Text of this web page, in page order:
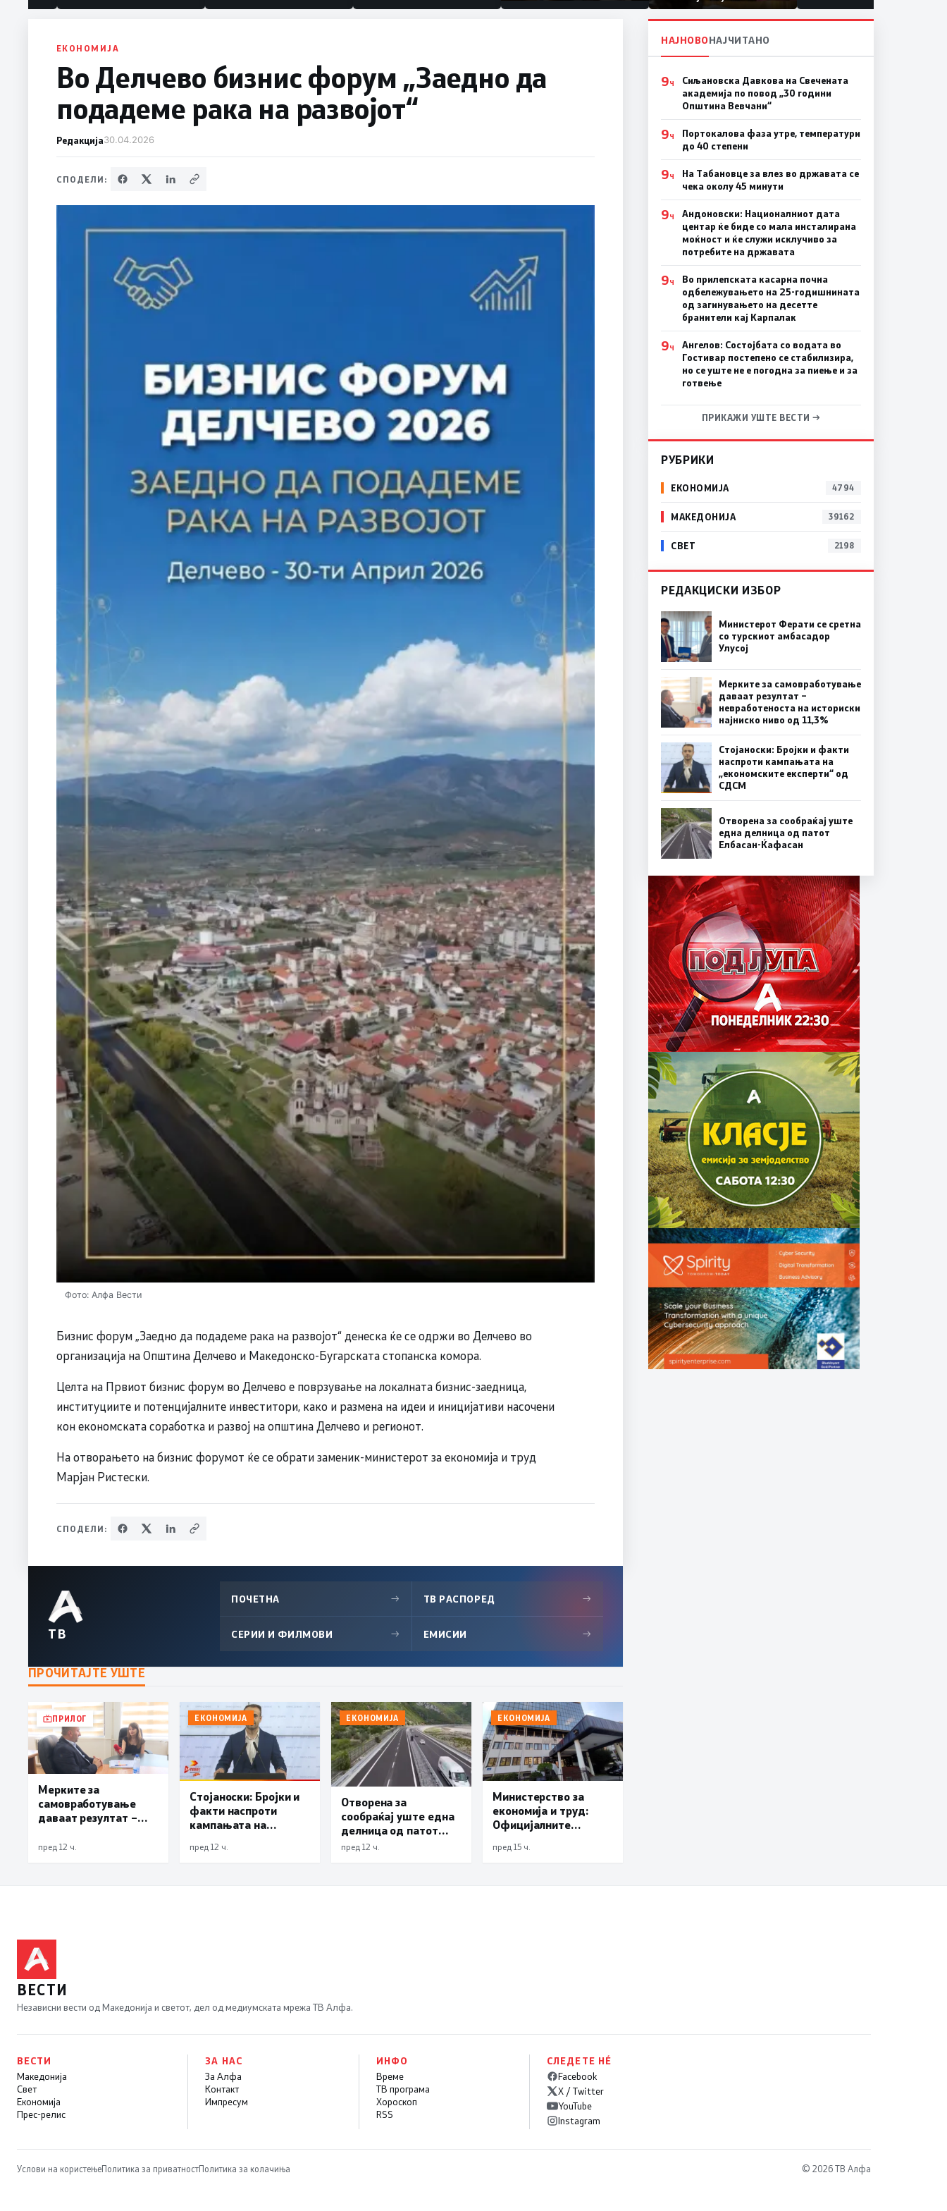
половина тунел во слепа
првачиња помалку
ЕКОНОМИЈА
Во Делчево бизнис форум „Заедно да
подадеме рака на развојот“
Редакција30.04.2026
СПОДЕЛИ:
Фото: Алфа Вести
Бизнис форум „Заедно да подадеме рака на развојот“ денеска ќе се одржи во Делчево во
организација на Општина Делчево и Македонско-Бугарската стопанска комора.
Целта на Првиот бизнис форум во Делчево е поврзување на локалната бизнис-заедница,
институциите и потенцијалните инвеститори, како и размена на идеи и иницијативи насочени
кон економската соработка и развој на општина Делчево и регионот.
На отворањето на бизнис форумот ќе се обрати заменик-министерот за економија и труд
Марјан Ристески.
СПОДЕЛИ:
ТВ
ПОЧЕТНА → ТВ РАСПОРЕД →
СЕРИИ И ФИЛМОВИ → ЕМИСИИ →
ПРОЧИТАЈТЕ УШТЕ
ПРИЛОГ
Мерките за
самовработување
даваат резултат –
историски најниско
пред 12 ч.
ЕКОНОМИЈА
Стојаноски: Бројки и
факти наспроти
кампањата на
експерти“ од СДСM
пред 12 ч.
ЕКОНОМИЈА
Отворена за
сообраќај уште една
делница од патот
Елбасан-Ќафасан
пред 12 ч.
ЕКОНОМИЈА
Министерство за
економија и труд:
Официјалните
упатуваат на потреба
пред 15 ч.
НАЈНОВОНАЈЧИТАНО
9Ч
Сиљановска Давкова на Свечената
академија по повод „30 години
Општина Вевчани“
9Ч
Портокалова фаза утре, температури
до 40 степени
9Ч
На Табановце за влез во државата се
чека околу 45 минути
9Ч
Андоновски: Националниот дата
центар ќе биде со мала инсталирана
моќност и ќе служи исклучиво за
потребите на државата
9Ч
Во прилепската касарна почна
одбележувањето на 25-годишнината
од загинувањето на десетте
бранители кај Карпалак
9Ч
Ангелов: Состојбата со водата во
Гостивар постепено се стабилизира,
но се уште не е погодна за пиење и за
готвење
ПРИКАЖИ УШТЕ ВЕСТИ →
РУБРИКИ
ЕКОНОМИЈА 4794
МАКЕДОНИЈА 39162
СВЕТ 2198
РЕДАКЦИСКИ ИЗБОР
Министерот Ферати се сретна
со турскиот амбасадор
Улусој
Мерките за самовработување
даваат резултат –
невработеноста на историски
најниско ниво од 11,3%
Стојаноски: Бројки и факти
наспроти кампањата на
„економските експерти“ од
СДСM
Отворена за сообраќај уште
една делница од патот
Елбасан-Ќафасан
ВЕСТИ
Независни вести од Македонија и светот, дел од медиумската мрежа ТВ Алфа.
ВЕСТИ
Македонија
Свет
Економија
Прес-релис
ЗА НАС
За Алфа
Контакт
Импресум
ИНФО
Време
ТВ програма
Хороскоп
RSS
СЛЕДЕТЕ НÉ
Facebook
X / Twitter
YouTube
Instagram
Услови на користењеПолитика за приватностПолитика за колачиња © 2026 ТВ Алфа